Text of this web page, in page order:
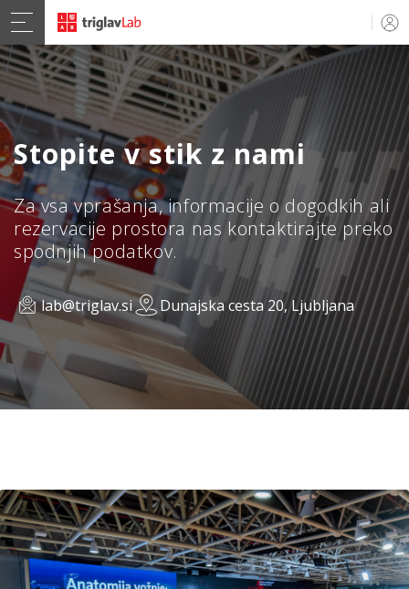
Stopite v stik z nami
Za vsa vprašanja, informacije o dogodkih ali
rezervacije prostora nas kontaktirajte preko
spodnjih podatkov.
lab@triglav.si Dunajska cesta 20, Ljubljana